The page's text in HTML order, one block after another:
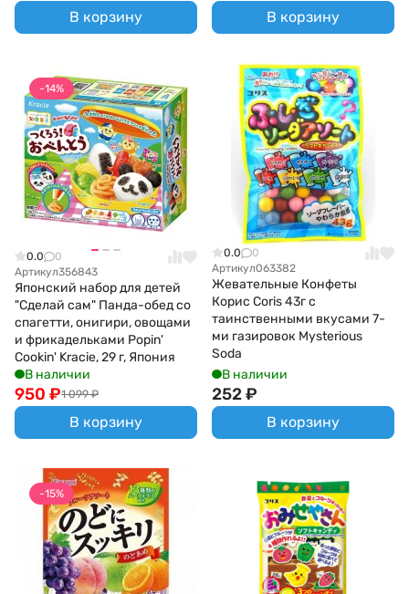
В корзину В корзину
-14%
0.0
0
Артикул356843
Японский набор для детей
"Сделай сам" Панда-обед со
спагетти, онигири, овощами
и фрикадельками Popin'
Cookin' Kracie, 29 г, Япония
В наличии
1 099 ₽
950 ₽
В корзину
0.0
0
Артикул063382
Жевательные Конфеты
Корис Coris 43г с
таинственными вкусами 7-
ми газировок Mysterious
Soda
В наличии
252₽
В корзину
-15%